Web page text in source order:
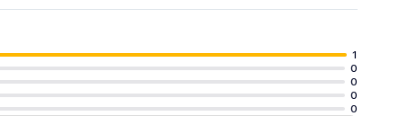
1
0
0
0
0